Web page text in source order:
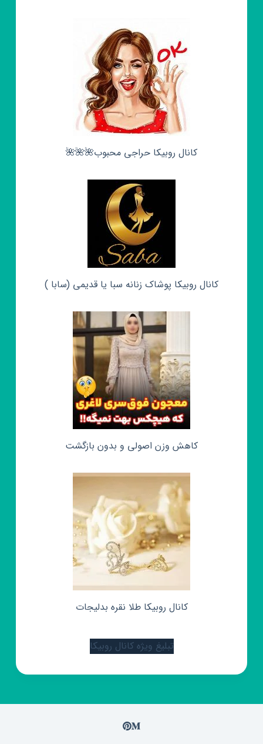
کانال روبیکا حراجی محبوب🌺🌺🌺
کانال روبیکا پوشاک زنانه سبا یا قدیمی (سابا )
کاهش وزن اصولی و بدون بازگشت
کانال روبیکا طلا نقره بدلیجات
تبلیغ ویژه کانال روبیکا